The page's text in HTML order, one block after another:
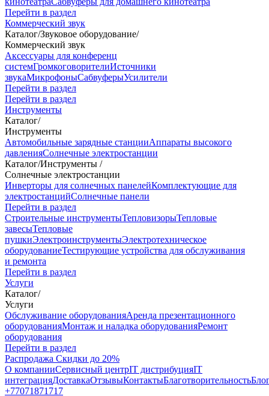
Перейти в раздел
Коммерческий звук
Каталог/Звуковое оборудование/
Коммерческий звук
Аксессуары для конференц
системГромкоговорителиИсточники
звукаМикрофоныСабвуферыУсилители
Перейти в раздел
Перейти в раздел
Инструменты
Каталог/
Инструменты
Автомобильные зарядные станцииАппараты высокого
давленияСолнечные электростанции
Каталог/Инструменты /
Солнечные электростанции
Инверторы для солнечных панелейКомплектующие для
электростанцийСолнечные панели
Перейти в раздел
Строительные инструментыТепловизорыТепловые
завесыТепловые
пушкиЭлектроинструментыЭлектротехническое
оборудованиеТестирующие устройства для обслуживания
и ремонта
Перейти в раздел
Услуги
Каталог/
Услуги
Oбслуживание оборудованияАренда презентационного
оборудованияМонтаж и наладка оборудованияРемонт
оборудования
Перейти в раздел
Распродажа Скидки до 20%
О компанииСервисный центрIT дистрибуцияIT
интеграцияДоставкаОтзывыКонтактыБлаготворительность
+77071871717